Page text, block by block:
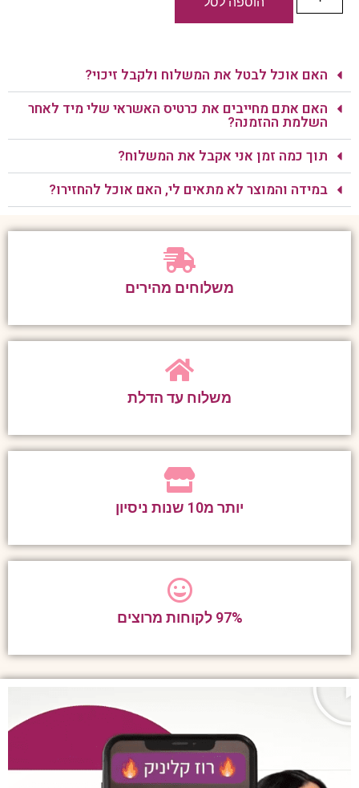
האם אוכל לבטל את המשלוח ולקבל זיכוי?
האם אתם מחייבים את כרטיס האשראי שלי מיד לאחר
השלמת ההזמנה?
תוך כמה זמן אני אקבל את המשלוח?
במידה והמוצר לא מתאים לי, האם אוכל להחזירו?
משלוחים מהירים
משלוח עד הדלת
יותר מ10 שנות ניסיון
97% לקוחות מרוצים